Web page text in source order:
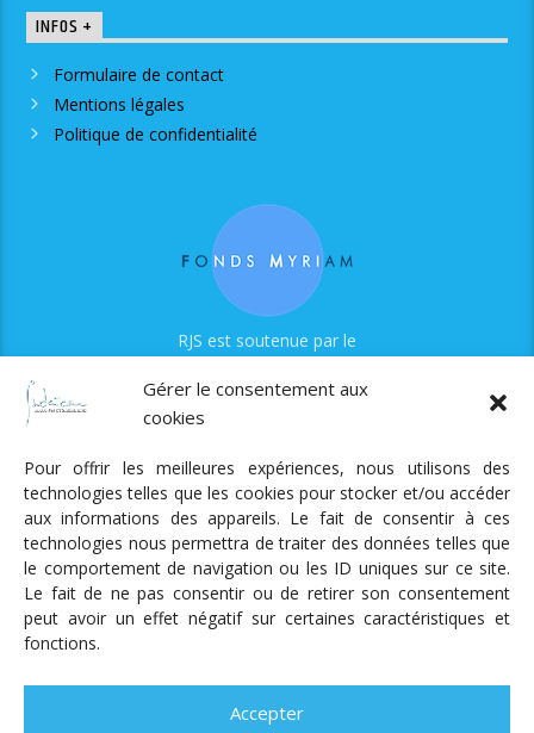
Gérer le consentement aux
cookies
Pour offrir les meilleures expériences, nous utilisons des
technologies telles que les cookies pour stocker et/ou accéder
aux informations des appareils. Le fait de consentir à ces
technologies nous permettra de traiter des données telles que
le comportement de navigation ou les ID uniques sur ce site.
Le fait de ne pas consentir ou de retirer son consentement
peut avoir un effet négatif sur certaines caractéristiques et
fonctions.
Accepter
INFOS +
Formulaire de contact
Mentions légales
Politique de confidentialité
RJS est soutenue par le
Radio Judaica Strasbourg
Tous droits réservés
RADIO JUDAÏCA
ÉMISSIONS ET GRILLE DES PROGRAMMES
PODCASTS
UN DON
ADHÉRER MENTIONS LÉGALES
RÉAL.